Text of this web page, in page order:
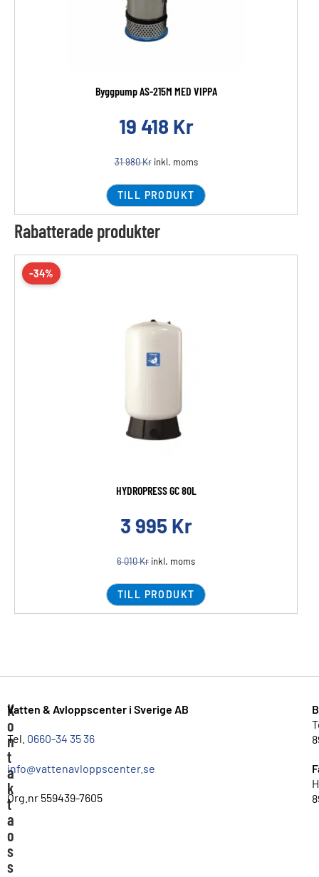
Byggpump AS-215M MED VIPPA
19 418 Kr
31 980Krinkl. moms
TILL PRODUKT
Rabatterade produkter
-34%
HYDROPRESS GC 80L
3 995 Kr
6 010Kr inkl. moms
TILL PRODUKT
K
o
n
t
a
k
t
a
o
s
s
Vatten & Avloppscenter i Sverige AB
Tel. 0660-34 35 36
info@vattenavloppscenter.se
Org.nr 559439-7605